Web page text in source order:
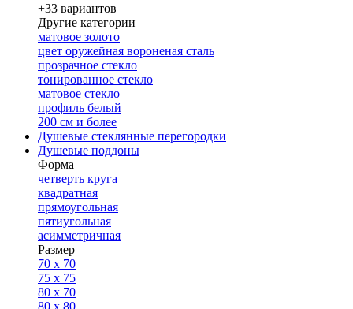
+33 вариантов
Другие категории
матовое золото
цвет оружейная вороненая сталь
прозрачное стекло
тонированное стекло
матовое стекло
профиль белый
200 см и более
Душевые стеклянные перегородки
Душевые поддоны
Форма
четверть круга
квадратная
прямоугольная
пятиугольная
асимметричная
Размер
70 x 70
75 x 75
80 x 70
80 x 80